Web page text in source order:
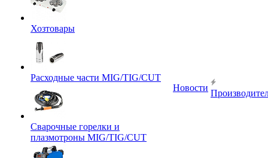
Хозтовары
Расходные части MIG/TIG/CUT
Сварочные горелки и
плазмотроны MIG/TIG/CUT
Новости